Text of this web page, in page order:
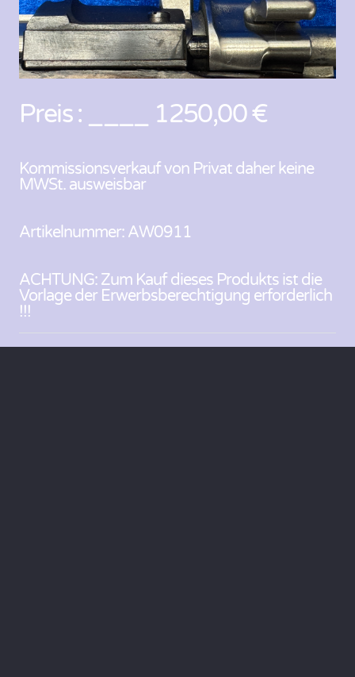
Preis : ____ 1250,00 €
Kommissionsverkauf von Privat daher keine
MWSt. ausweisbar
Artikelnummer: AW0911
ACHTUNG: Zum Kauf dieses Produkts ist die
Vorlage der Erwerbsberechtigung erforderlich
!!!